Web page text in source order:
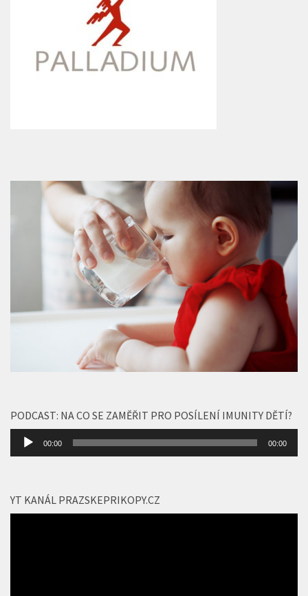
PODCAST: NA CO SE ZAMĚŘIT PRO POSÍLENÍ IMUNITY DĚTÍ?
Audio
přehrávač
00:00 00:00
YT KANÁL PRAZSKEPRIKOPY.CZ